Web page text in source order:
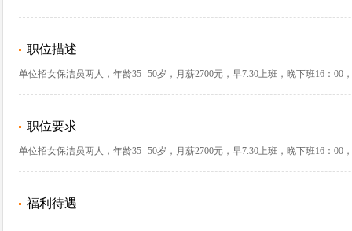
职位描述
单位招女保洁员两人，年龄35--50岁，月薪2700元，早7.30上班，晚下班16：
职位要求
单位招女保洁员两人，年龄35--50岁，月薪2700元，早7.30上班，晚下班16：
福利待遇